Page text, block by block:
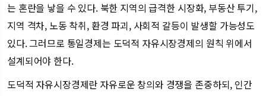
는 혼란을 낳을 수 있다. 북한 지역의 급격한 시장화, 부동산 투기,
지역 격차, 노동 착취, 환경 파괴, 사회적 갈등이 발생할 가능성도
있다. 그러므로 통일경제는 도덕적 자유시장경제의 원칙 위에서
설계되어야 한다.
도덕적 자유시장경제란 자유로운 창의와 경쟁을 존중하되, 인간